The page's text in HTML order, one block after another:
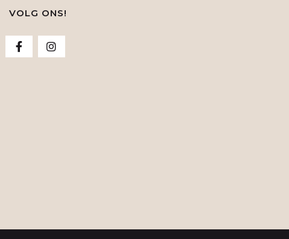
VOLG ONS!